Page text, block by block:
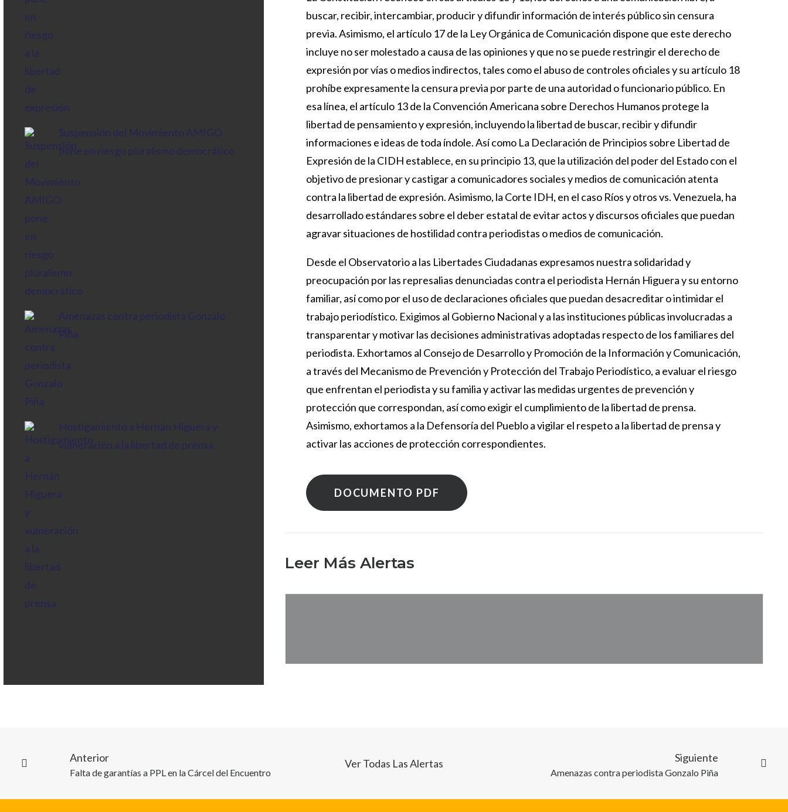
Suspensión del Movimiento AMIGO
pone en riesgo pluralismo democrático
Amenazas contra periodista Gonzalo
Piña
Hostigamiento a Hernán Higuera y
vulneración a la libertad de prensa
buscar, recibir, intercambiar, producir y difundir información de interés público sin censura
previa. Asimismo, el artículo 17 de la Ley Orgánica de Comunicación dispone que este derecho
incluye no ser molestado a causa de las opiniones y que no se puede restringir el derecho de
expresión por vías o medios indirectos, tales como el abuso de controles oficiales y su artículo 18
prohíbe expresamente la censura previa por parte de una autoridad o funcionario público. En
esa línea, el artículo 13 de la Convención Americana sobre Derechos Humanos protege la
libertad de pensamiento y expresión, incluyendo la libertad de buscar, recibir y difundir
informaciones e ideas de toda índole. Así como La Declaración de Principios sobre Libertad de
Expresión de la CIDH establece, en su principio 13, que la utilización del poder del Estado con el
objetivo de presionar y castigar a comunicadores sociales y medios de comunicación atenta
contra la libertad de expresión. Asimismo, la Corte IDH, en el caso Ríos y otros vs. Venezuela, ha
desarrollado estándares sobre el deber estatal de evitar actos y discursos oficiales que puedan
agravar situaciones de hostilidad contra periodistas o medios de comunicación.
Desde el Observatorio a las Libertades Ciudadanas expresamos nuestra solidaridad y
preocupación por las represalias denunciadas contra el periodista Hernán Higuera y su entorno
familiar, así como por el uso de declaraciones oficiales que puedan desacreditar o intimidar el
trabajo periodístico. Exigimos al Gobierno Nacional y a las instituciones públicas involucradas a
transparentar y motivar las decisiones administrativas adoptadas respecto de los familiares del
periodista. Exhortamos al Consejo de Desarrollo y Promoción de la Información y Comunicación,
a través del Mecanismo de Prevención y Protección del Trabajo Periodístico, a evaluar el riesgo
que enfrentan el periodista y su familia y activar las medidas urgentes de prevención y
protección que correspondan, así como exigir el cumplimiento de la libertad de prensa.
Asimismo, exhortamos a la Defensoría del Pueblo a vigilar el respeto a la libertad de prensa y
activar las acciones de protección correspondientes.
DOCUMENTO PDF
Leer Más Alertas
Anterior
Falta de garantías a PPL en la Cárcel del Encuentro
Ver Todas Las Alertas Siguiente
Amenazas contra periodista Gonzalo Piña